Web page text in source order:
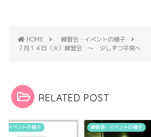
HOME
練習会・イベントの様子
７月１４日（火）練習会 ～ 少しずつ平常へ
RELATED POST
・イベントの様子 練習会・イベントの様子